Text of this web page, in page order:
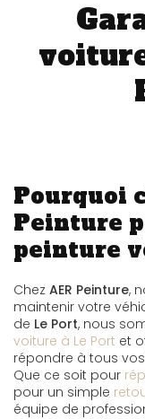
Pourquoi
Peinture
peinture
Chez AER Peinture,
maintenir votre
de Le Port, nous
voiture à Le Port et
répondre à tous
Que ce soit pour
pour un simple
équipe de